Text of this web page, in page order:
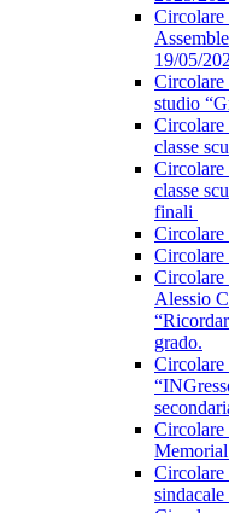
Circolare
19/05/
Circolare
studio
Circolare
classe
Circolare
classe
finali
Circolare
Circolare
Circolare
Alessio
grado.
Circolare
Circolare
Circolare